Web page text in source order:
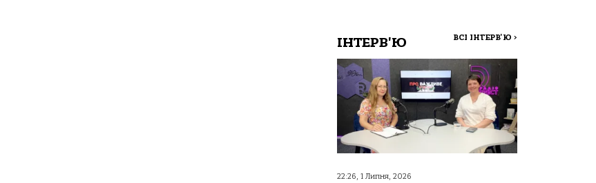
ІНТЕРВ'Ю ВСІ ІНТЕРВ'Ю >
22:26, 1 Липня, 2026